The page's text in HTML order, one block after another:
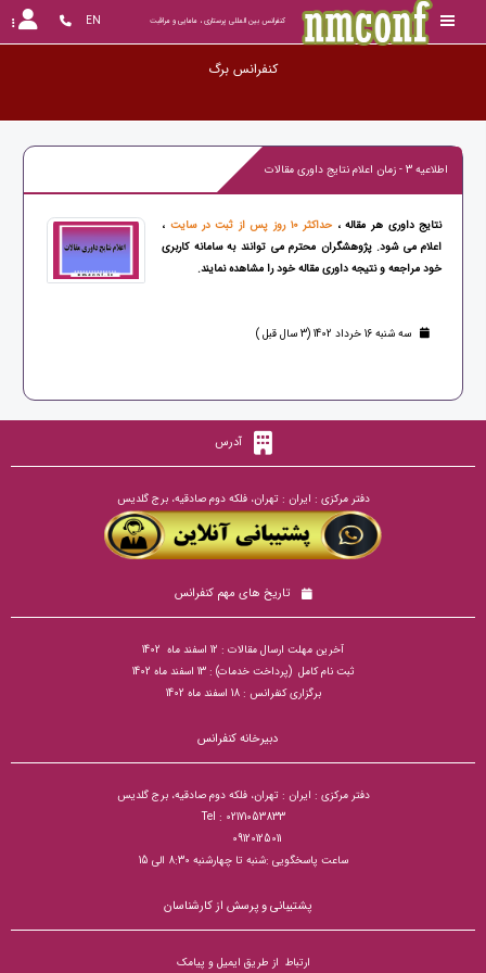
کنفرانس بین المللی پرستاری ، مامایی و مراقبت EN
کنفرانس برگزا
اطلاعیه 3 - زمان اعلام نتایج داوری مقالات
نتایج داوری هر مقاله ،حداکثر ۱۰ روز پس از ثبت در سایت
،
اعلام می شود. پژوهشگران محترم می توانند به سامانه کاربری
خود مراجعه و نتیجه داوری مقاله خود را مشاهده نمایند.
سه شنبه 16 خرداد 1402 (3 سال قبل )
آدرس
دفتر مرکزی : ایران : تهران، فلکه دوم صادقیه، برج گلدیس
تاریخ های مهم کنفرانس
آخرین مهلت ارسال مقالات : 12 اسفند ماه 1402
ثبت نام کامل (پرداخت خدمات) : 13 اسفند ماه 1402
برگزاری کنفرانس : 18 اسفند ماه 1402
دبیرخانه کنفرانس
دفتر مرکزی : ایران : تهران، فلکه دوم صادقیه، برج گلدیس
Tel : 02171053833
09120125011
ساعت پاسخگویی :شنبه تا چهارشنبه 8:30 الی 15
پشتیبانی و پرسش از کارشناسان
ارتباط از طریق ایمیل و پیامک